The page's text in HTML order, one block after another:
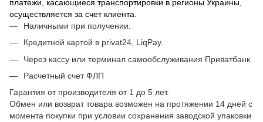
платежи, касающиеся транспортировки в регионы Украины,
осуществляется за счет клиента.
Наличными при получении.
Кредитной картой в privat24, LiqPay.
Через кассу или терминал самообслуживания Приватбанк.
Расчетный счет ФЛП
Гарантия от производителя от 1 до 5 лет.
Обмен или возврат товара возможен на протяжении 14 дней с
момента покупки при условии сохранения заводской упаковки